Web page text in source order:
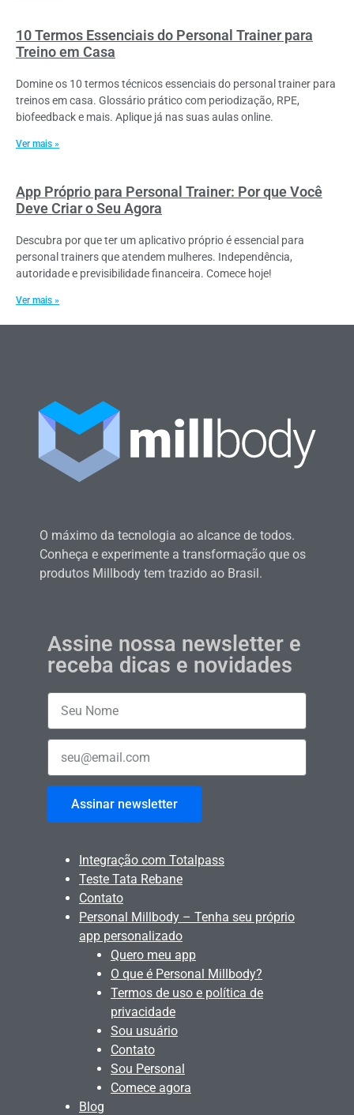
10 Termos Essenciais do Personal Trainer para
Treino em Casa
Domine os 10 termos técnicos essenciais do personal trainer para
treinos em casa. Glossário prático com periodização, RPE,
biofeedback e mais. Aplique já nas suas aulas online.
Ver mais »
App Próprio para Personal Trainer: Por que Você
Deve Criar o Seu Agora
Descubra por que ter um aplicativo próprio é essencial para
personal trainers que atendem mulheres. Independência,
autoridade e previsibilidade financeira. Comece hoje!
Ver mais »
O máximo da tecnologia ao alcance de todos.
Conheça e experimente a transformação que os
produtos Millbody tem trazido ao Brasil.
Assine nossa newsletter e
receba dicas e novidades
Assinar newsletter
Integração com Totalpass
Teste Tata Rebane
Contato
Personal Millbody – Tenha seu próprio
app personalizado
Quero meu app
O que é Personal Millbody?
Termos de uso e política de
privacidade
Sou usuário
Contato
Sou Personal
Comece agora
Blog